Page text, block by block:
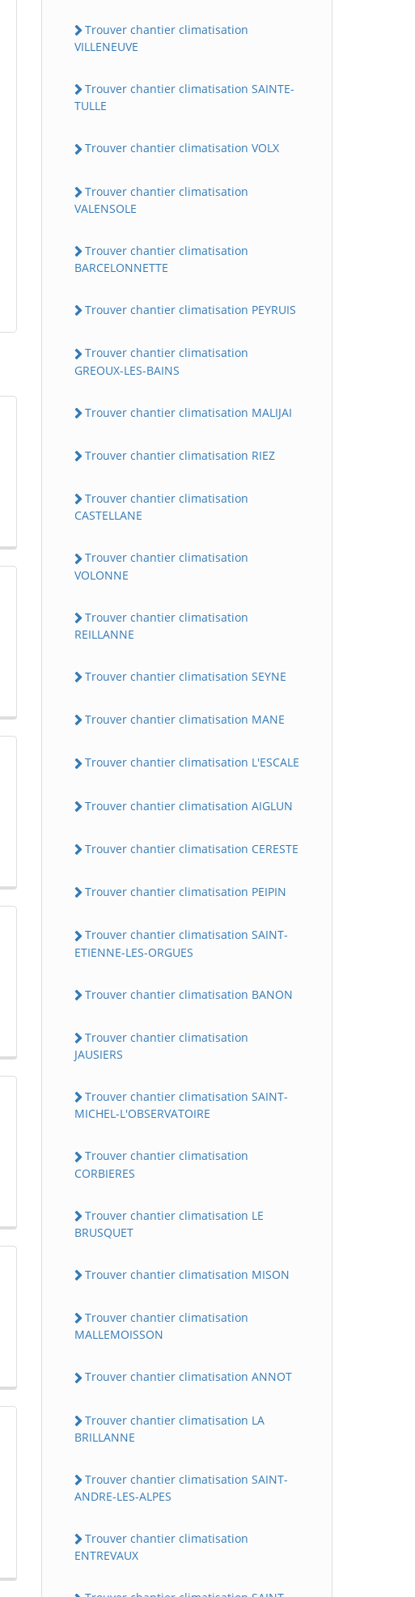
Trouver chantier climatisation
VILLENEUVE
Trouver chantier climatisation SAINTE-
TULLE
Trouver chantier climatisation VOLX
Trouver chantier climatisation
VALENSOLE
Trouver chantier climatisation
BARCELONNETTE
Trouver chantier climatisation PEYRUIS
Trouver chantier climatisation
GREOUX-LES-BAINS
Trouver chantier climatisation MALIJAI
Trouver chantier climatisation RIEZ
Trouver chantier climatisation
CASTELLANE
Trouver chantier climatisation
VOLONNE
Trouver chantier climatisation
REILLANNE
Trouver chantier climatisation SEYNE
Trouver chantier climatisation MANE
Trouver chantier climatisation L'ESCALE
Trouver chantier climatisation AIGLUN
Trouver chantier climatisation CERESTE
Trouver chantier climatisation PEIPIN
Trouver chantier climatisation SAINT-
ETIENNE-LES-ORGUES
Trouver chantier climatisation BANON
Trouver chantier climatisation
JAUSIERS
Trouver chantier climatisation SAINT-
MICHEL-L'OBSERVATOIRE
Trouver chantier climatisation
CORBIERES
Trouver chantier climatisation LE
BRUSQUET
Trouver chantier climatisation MISON
Trouver chantier climatisation
MALLEMOISSON
Trouver chantier climatisation ANNOT
Trouver chantier climatisation LA
BRILLANNE
Trouver chantier climatisation SAINT-
ANDRE-LES-ALPES
Trouver chantier climatisation
ENTREVAUX